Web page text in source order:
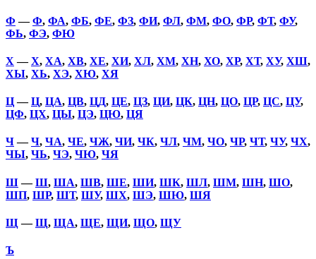
Ф —Ф, ФА, ФБ, ФЕ, ФЗ, ФИ, ФЛ, ФМ, ФО, ФР, ФТ, ФУ,
ФЬ, ФЭ, ФЮ
Х —Х, ХА, ХВ, ХЕ, ХИ, ХЛ, ХМ, ХН, ХО, ХР, ХТ, ХУ, ХШ,
ХЫ, ХЬ, ХЭ, ХЮ, ХЯ
Ц—Ц, ЦА, ЦВ, ЦД, ЦЕ, ЦЗ, ЦИ, ЦК, ЦН, ЦО, ЦР, ЦС, ЦУ,
ЦФ, ЦХ, ЦЫ, ЦЭ, ЦЮ, ЦЯ
Ч—Ч, ЧА, ЧЕ, ЧЖ, ЧИ, ЧК, ЧЛ, ЧМ, ЧО, ЧР, ЧТ, ЧУ, ЧХ,
ЧЫ, ЧЬ, ЧЭ, ЧЮ, ЧЯ
Ш—Ш, ША, ШВ, ШЕ, ШИ, ШК, ШЛ, ШМ, ШН, ШО,
ШП, ШР, ШТ, ШУ, ШХ, ШЭ, ШЮ, ШЯ
Щ —Щ, ЩА, ЩЕ, ЩИ, ЩО, ЩУ
Ъ